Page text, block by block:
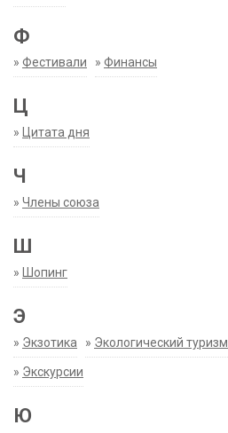
Ф
» Фестивали » Финансы
Ц
» Цитата дня
Ч
» Члены союза
Ш
» Шопинг
Э
» Экзотика » Экологический туризм
» Экскурсии
Ю